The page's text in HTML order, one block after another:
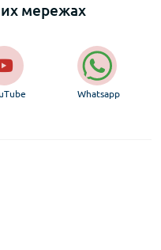
мережах
Whatsapp